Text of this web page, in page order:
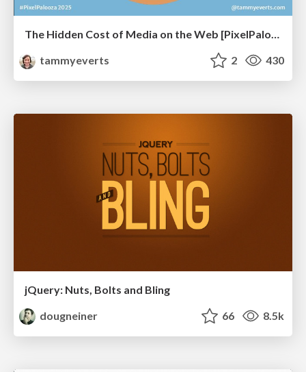
The Hidden Cost of Media on the Web [PixelPalooza 2025]
tammyeverts
2 430
jQuery: Nuts, Bolts and Bling
dougneiner
66 8.5k